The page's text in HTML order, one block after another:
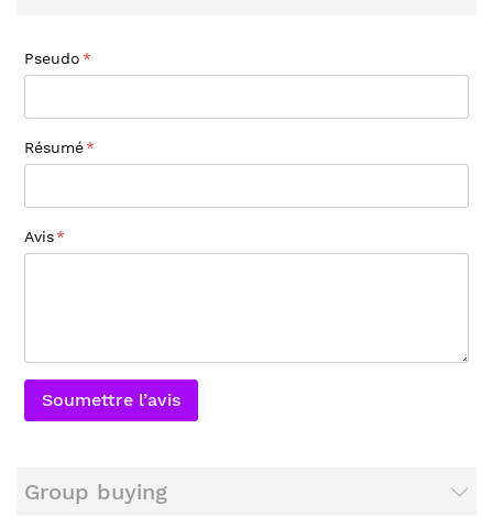
Pseudo
Résumé
Avis
Soumettre l’avis
Group buying